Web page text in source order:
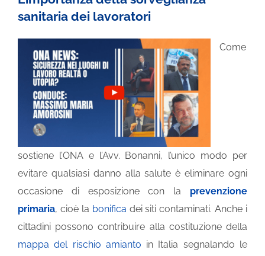
sanitaria dei lavoratori
Come
sostiene l’ONA e l’Avv. Bonanni, l’unico modo per
evitare qualsiasi danno alla salute è eliminare ogni
occasione di esposizione con la prevenzione
primaria, cioè la bonifica dei siti contaminati. Anche i
cittadini possono contribuire alla costituzione della
mappa del rischio amianto in Italia segnalando le